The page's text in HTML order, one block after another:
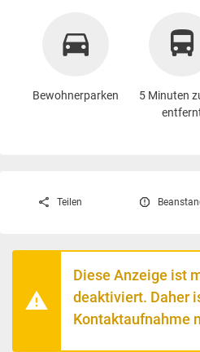
Bewohnerparken
5 Minuten
Teilen
Diese Anzeige ist
deaktiviert. Daher
Kontaktaufnahme